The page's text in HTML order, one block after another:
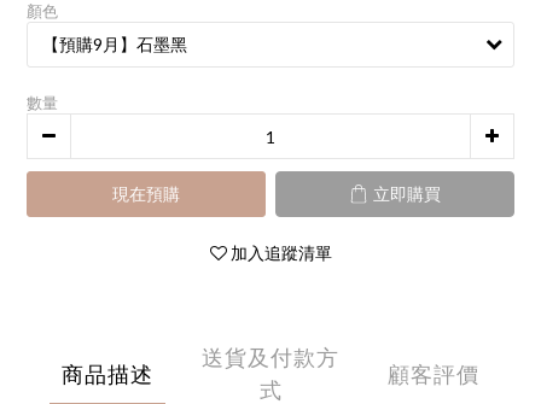
顏色
數量
現在預購 立即購買
加入追蹤清單
商品描述
送貨及付款方
式
顧客評價